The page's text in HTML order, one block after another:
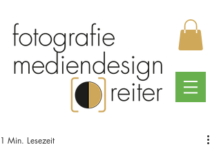
1 Min. Lesezeit